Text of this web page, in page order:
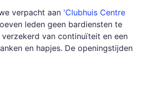
verpacht aan 'Clubhuis Centre
leden geen bardiensten te
van continuïteit en een
en hapjes. De openingstijden